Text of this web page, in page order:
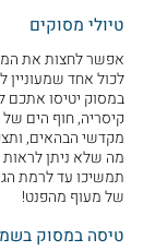
טיולי מסוקים
אפשר לחצות את
לכול אחד
במסוק יטיסו אתכם
קיסריה, חוף הים
מקדשי הבהאים,
מה שלא ניתן
תמשיכו עד לרמת
של מעוף מהפנט!
טיסה במסוק